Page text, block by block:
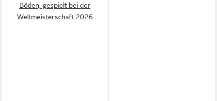
Böden, gespielt bei der
Weltmeisterschaft 2026